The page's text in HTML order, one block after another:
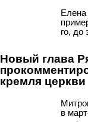
Елена
го, до
Новый глава
кремля церкви
в